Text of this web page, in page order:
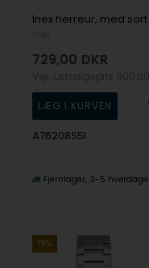
729,00 DKR
A76208S5I
Fjernlager 3-5 hverdage
19%